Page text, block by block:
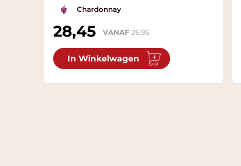
Chardonnay
28,45 VANAF 26,95
In Winkelwagen